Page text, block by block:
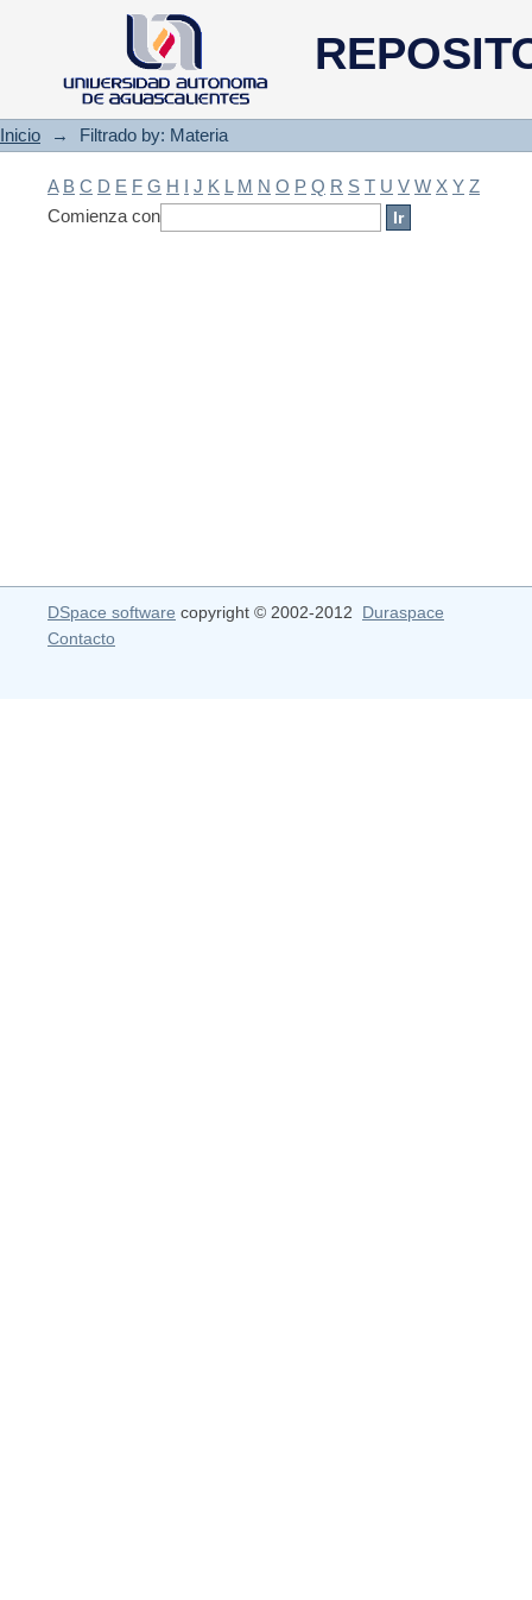
Filtrado by: Materia
Inicio → Filtrado by: Materia
A B C D E F G H I J K L M N O P Q R S T U V W X Y Z
Comienza con
DSpace software copyright © 2002-2012 Duraspace
Contacto